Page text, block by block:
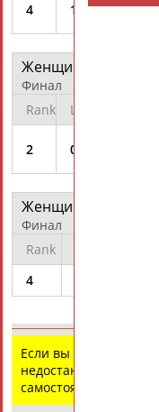
4 1
Женщины - На
Финал
Rank
Lane
2 06
Женщины -
Финал
Rank
4
Если вы нашли
недостающую
самостоятельно